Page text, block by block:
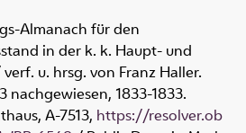
Almanach für den
in der k. k. Haupt- und
u. hrsg. von Franz Haller.
nachgewiesen, 1833-1833.
A-7513, https://resolver.ob